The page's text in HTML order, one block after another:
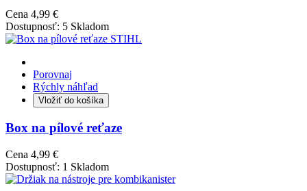
Cena 4,99 €
Dostupnosť: 5 Skladom
Porovnaj
Rýchly náhľad
Vložiť do košíka
Box na pílové reťaze
Cena 4,99 €
Dostupnosť: 1 Skladom